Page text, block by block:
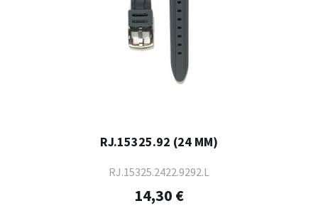
RJ.15325.92 (24 MM)
RJ.15325.2422.9292.L
14,30 €